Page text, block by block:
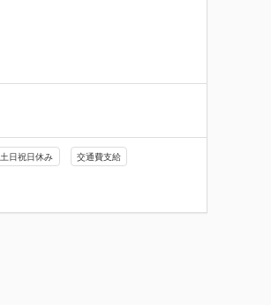
土日祝日休み 交通費支給